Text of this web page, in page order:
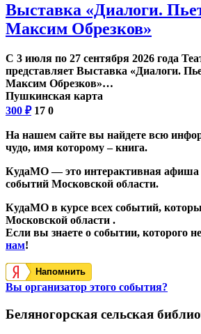
Выставка «Диалоги.
Максим Обрезков»
С 3 июля по 27 сентября 2026 года
представляет Выставка «Диалоги.
Максим Обрезков»…
Пушкинская карта
300 ₽ 17 0
На нашем сайте вы найдете всю
чудо, имя которому – книга.
КудаМО — это интерактивная афиша
событий Московской области.
КудаМО в курсе всех событий,
Московской области .
Если вы знаете о событии, которого
нам!
Напомнить
Вы организатор этого события?
Беляногорская сельская